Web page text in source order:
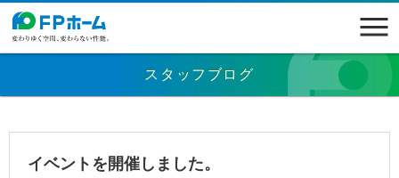
スタッフブログ
イベントを開催しました。